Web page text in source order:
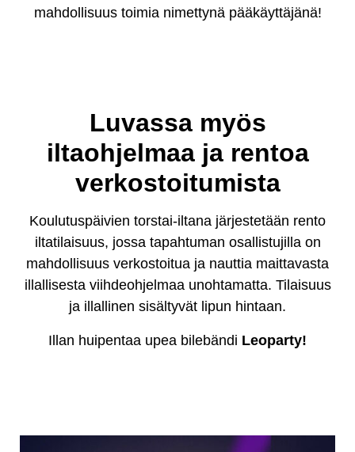
mahdollisuus toimia nimettynä pääkäyttäjänä!
Luvassa myös
iltaohjelmaa ja rentoa
verkostoitumista
Koulutuspäivien torstai-iltana järjestetään rento
iltatilaisuus, jossa tapahtuman osallistujilla on
mahdollisuus verkostoitua ja nauttia maittavasta
illallisesta viihdeohjelmaa unohtamatta. Tilaisuus
ja illallinen sisältyvät lipun hintaan.
Illan huipentaa upea bilebändi Leoparty!